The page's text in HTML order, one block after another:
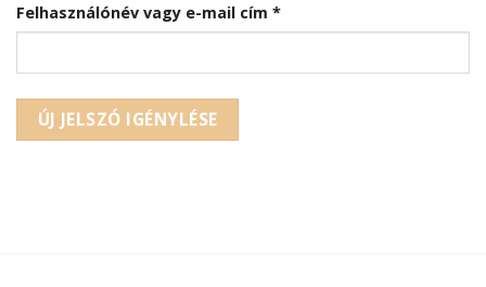
Felhasználónév vagy e-mail cím *Kötelező
ÚJ JELSZÓ IGÉNYLÉSE